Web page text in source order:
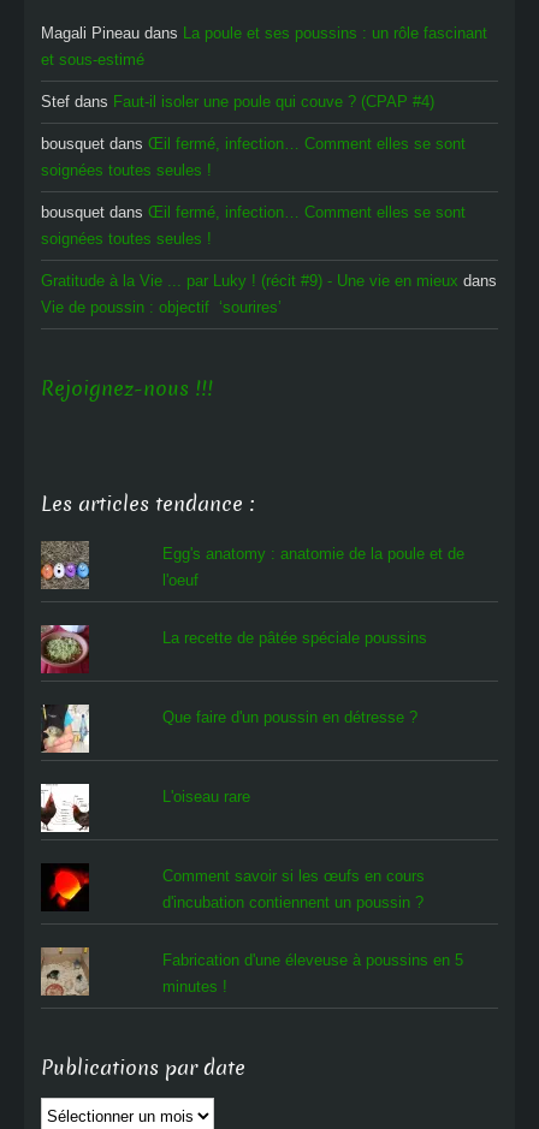
Magali Pineau dans La poule et ses poussins : un rôle fascinant
et sous-estimé
Stef dans Faut-il isoler une poule qui couve ? (CPAP #4)
bousquet dans Œil fermé, infection… Comment elles se sont
soignées toutes seules !
bousquet dans Œil fermé, infection… Comment elles se sont
soignées toutes seules !
Gratitude à la Vie ... par Luky ! (récit #9) - Une vie en mieux dans
Vie de poussin : objectif ‘sourires’
Rejoignez-nous !!!
Les articles tendance :
Egg's anatomy : anatomie de la poule et de
l'oeuf
La recette de pâtée spéciale poussins
Que faire d'un poussin en détresse ?
L'oiseau rare
Comment savoir si les œufs en cours
d'incubation contiennent un poussin ?
Fabrication d'une éleveuse à poussins en 5
minutes !
Publications par date
Publications